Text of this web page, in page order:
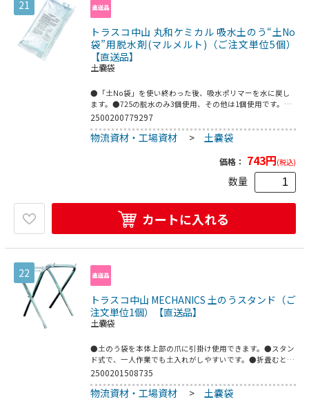
21
トラスコ中山 丸和ケミカル 吸水土のう“土No
袋”用脱水剤(マルメルト)（ご注文単位5個）
【直送品】
土嚢袋
●「土No袋」を使い終わった後、吸水ポリマーを水に戻し
ます。●725の脱水のみ3個使用、その他は1個使用です。●
脱水処理時に発生する水は中性(pH6.4)であり、一般的な塩
対策。●家屋などへの浸水防止。●縦(mm)：125●横
厚さ：ｰ●吸水後寸法(mm)縦×横×厚さ：ｰ●吸水後重量
(kg)：ｰ●幅(mm)：125●奥行(mm)：205●容量：200g入●
無機塩類混合物●海水では使用できません。
2500200779297
物流資材・工場資材 > 土嚢袋
価格： 743円(税込)
数量
カートに入れる
22
トラスコ中山 MECHANICS 土のうスタンド（ご
注文単位1個）【直送品】
土嚢袋
●土のう袋を本体上部の爪に引掛け使用できます。●スタン
ド式で、一人作業でも土入れがしやすいです。●折畳むと厚
さ約5cmとコンパクトで、ちょっとした隙間やスペースに収
爪はパイプに2本ずつ計4本ついています。●家庭や町内・自
2500201508735
物流資材・工場資材 > 土嚢袋